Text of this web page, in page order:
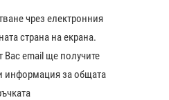
чрез електронния
страна на екрана.
Вас еmail ще получите
информация за общата